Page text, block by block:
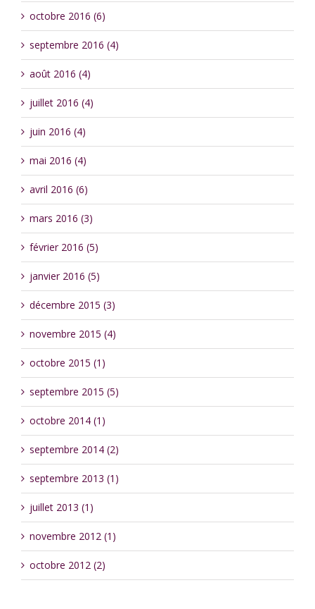
octobre 2016 (6)
septembre 2016 (4)
août 2016 (4)
juillet 2016 (4)
juin 2016 (4)
mai 2016 (4)
avril 2016 (6)
mars 2016 (3)
février 2016 (5)
janvier 2016 (5)
décembre 2015 (3)
novembre 2015 (4)
octobre 2015 (1)
septembre 2015 (5)
octobre 2014 (1)
septembre 2014 (2)
septembre 2013 (1)
juillet 2013 (1)
novembre 2012 (1)
octobre 2012 (2)